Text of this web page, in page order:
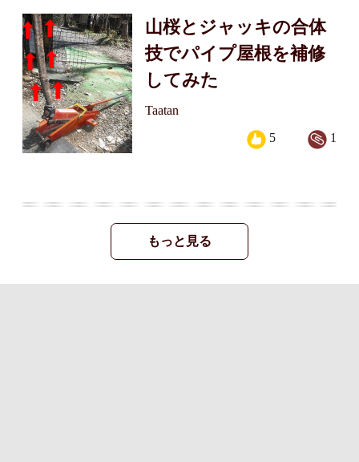
山桜とジャッキの合体
技でパイプ屋根を補修
してみた
Taatan
1
5
もっと見る